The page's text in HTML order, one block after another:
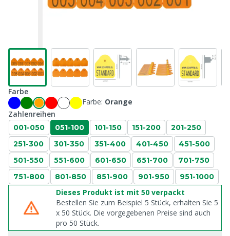
Farbe
Farbe: Orange
Zahlenreihen
001-050 051-100 101-150 151-200
201-250
251-300
301-350 351-400 401-450
451-500
501-550
551-600 601-650 651-700
701-750
751-800
801-850 851-900 901-950 951-1000
Dieses Produkt ist mit 50 verpackt
Bestellen Sie zum Beispiel 5 Stück, erhalten Sie 5
x 50 Stück. Die vorgegebenen Preise sind auch
pro 50 Stück.